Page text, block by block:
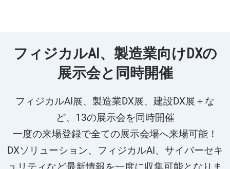
フィジカルAI、製造業向けDXの
展示会と同時開催
フィジカルAI展、製造業DX展、建設DX展＋な
ど、13の展示会を同時開催
一度の来場登録で全ての展示会場へ来場可能！
DXソリューション、フィジカルAI、サイバーセキ